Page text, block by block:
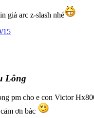
giá arc z-slash nhé
15
Lông
pm cho e con Victor
cảm ơn bác